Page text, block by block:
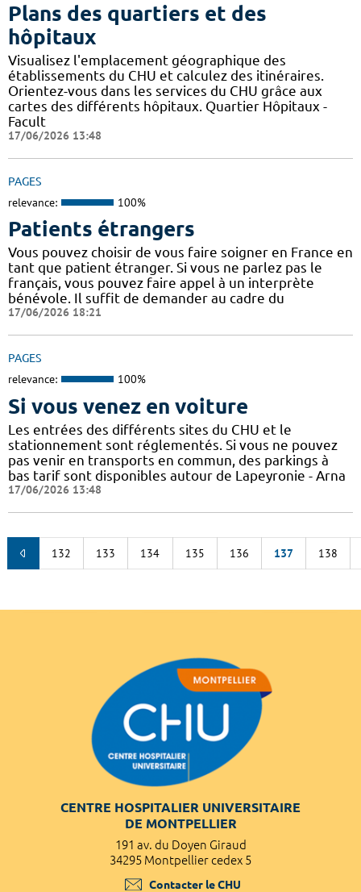
Plans des quartiers et des
hôpitaux
Visualisez l'emplacement géographique des
établissements du CHU et calculez des itinéraires.
Orientez-vous dans les services du CHU grâce aux
cartes des différents hôpitaux. Quartier Hôpitaux -
Facult
17/06/2026 13:48
PAGES
relevance: 100%
Patients étrangers
Vous pouvez choisir de vous faire soigner en France en
tant que patient étranger. Si vous ne parlez pas le
français, vous pouvez faire appel à un interprète
bénévole. Il suffit de demander au cadre du
17/06/2026 18:21
PAGES
relevance: 100%
Si vous venez en voiture
Les entrées des différents sites du CHU et le
stationnement sont réglementés. Si vous ne pouvez
pas venir en transports en commun, des parkings à
bas tarif sont disponibles autour de Lapeyronie - Arna
17/06/2026 13:48
132 133 134 135 136 137 138
CENTRE HOSPITALIER UNIVERSITAIRE
DE MONTPELLIER
191 av. du Doyen Giraud
34295 Montpellier cedex 5
Contacter le CHU